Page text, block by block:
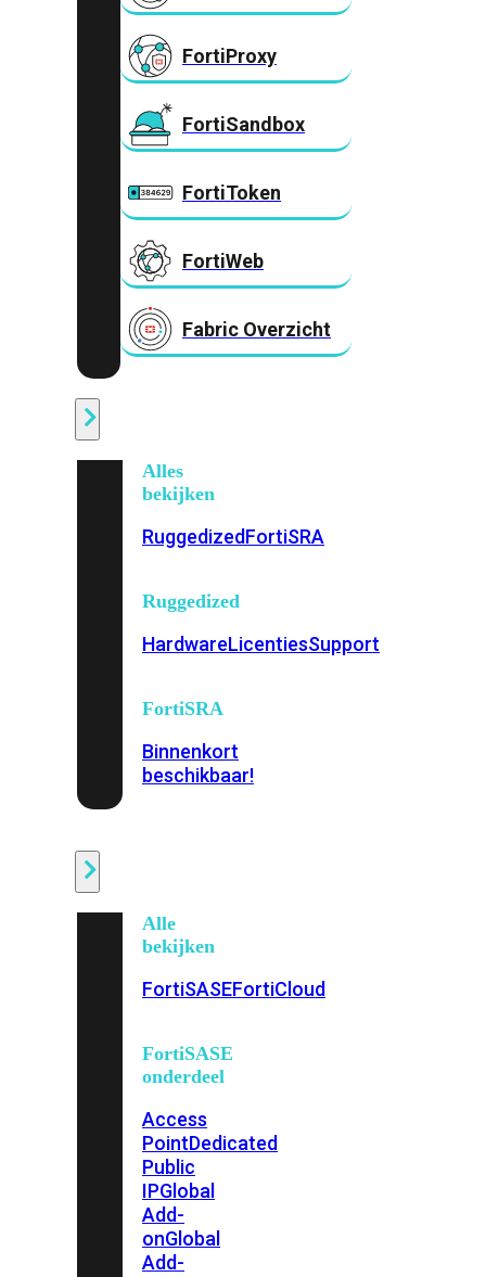
FortiProxy
FortiSandbox
FortiToken
FortiWeb
Fabric Overzicht
Alles
bekijken
RuggedizedFortiSRA
Ruggedized
HardwareLicentiesSupport
FortiSRA
Binnenkort
beschikbaar!
Alle
bekijken
FortiSASEFortiCloud
FortiSASE
onderdeel
Access
PointDedicated
Public
IPGlobal
Add-
onGlobal
Add-